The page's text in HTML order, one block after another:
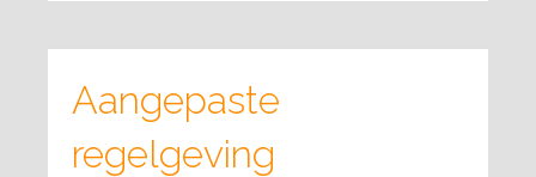
Aangepaste
regelgeving